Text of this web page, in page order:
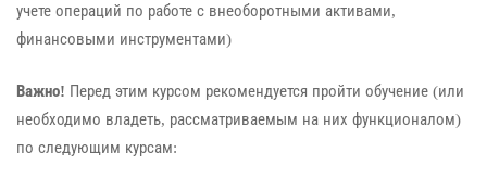
учете операций по работе с внеоборотными активами,
финансовыми инструментами)
Важно! Перед этим курсом рекомендуется пройти обучение (или
необходимо владеть, рассматриваемым на них функционалом)
по следующим курсам: